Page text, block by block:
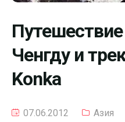
Ченгду и
Konka
07.06.2012 Азия